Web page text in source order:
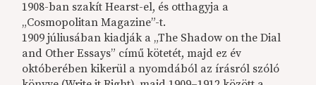
1908-ban szakít Hearst-el, és otthagyja a
„Cosmopolitan Magazine”-t.
1909 júliusában kiadják a „The Shadow on the Dial
and Other Essays” című kötetét, majd ez év
októberében kikerül a nyomdából az írásról szóló